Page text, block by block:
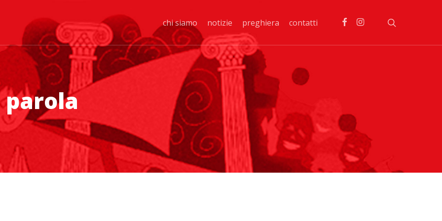
chi siamo notizie preghiera contatti facebookinstagram
parola